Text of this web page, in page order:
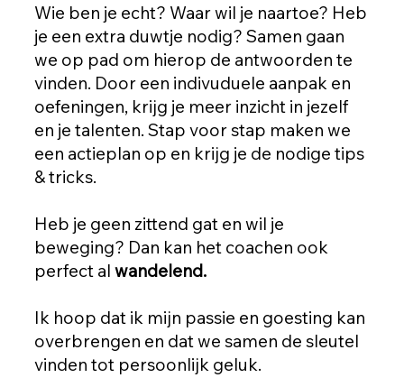
Wie ben je echt? Waar wil je naartoe? Heb
je een extra duwtje nodig? Samen gaan
we op pad om hierop de antwoorden te
vinden. Door een indivuduele aanpak en
oefeningen, krijg je meer inzicht in jezelf
en je talenten. Stap voor stap maken we
een actieplan op en krijg je de nodige tips
& tricks.
Heb je geen zittend gat en wil je
beweging? Dan kan het coachen ook
perfect alwandelend.
Ik hoop dat ik mijn passie en goesting kan
overbrengen en dat we samen de sleutel
vinden tot persoonlijk geluk.